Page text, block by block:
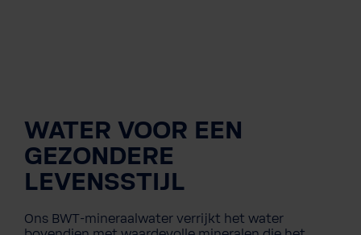
WATER VOOR EEN
GEZONDERE
LEVENSSTIJL
Ons BWT-mineraalwater verrijkt het water